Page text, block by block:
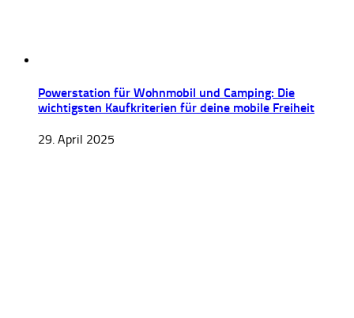
Powerstation für Wohnmobil und Camping: Die
wichtigsten Kaufkriterien für deine mobile Freiheit
29. April 2025